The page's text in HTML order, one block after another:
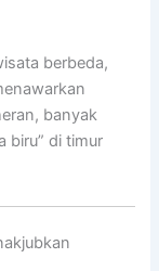
berbeda,
banyak
biru” di timur